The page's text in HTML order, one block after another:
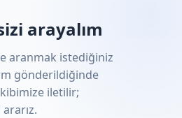
arayalım
aranmak istediğiniz
gönderildiğinde
iletilir;